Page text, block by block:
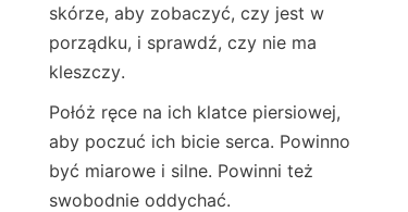
skórze, aby zobaczyć, czy jest w
porządku, i sprawdź, czy nie ma
kleszczy.
Połóż ręce na ich klatce piersiowej,
aby poczuć ich bicie serca. Powinno
być miarowe i silne. Powinni też
swobodnie oddychać.